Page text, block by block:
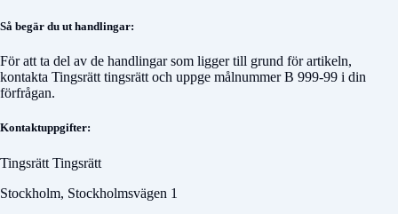
Så begär du ut handlingar:
För att ta del av de handlingar som ligger till grund för artikeln,
kontakta Tingsrätt tingsrätt och uppge målnummerB 999-99 i din
förfrågan.
Kontaktuppgifter:
Tingsrätt Tingsrätt
Stockholm, Stockholmsvägen 1